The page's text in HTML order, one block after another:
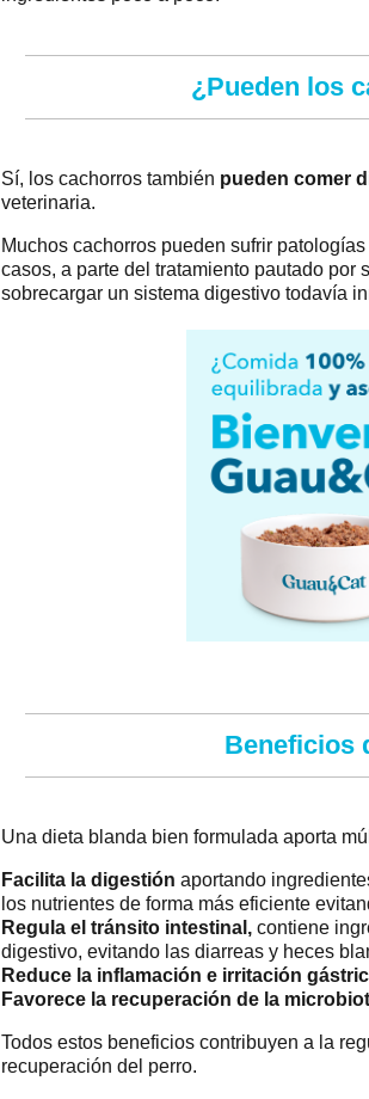
¿Pueden los
Sí, los cachorros también pueden comer
veterinaria.
Muchos cachorros pueden sufrir
casos, a parte del tratamiento pautado
sobrecargar un sistema digestivo todavía
Beneficios
Una dieta blanda bien formulada aporta
Facilita la digestión aportando
los nutrientes de forma más eficiente
Regula el tránsito intestinal, contiene
digestivo, evitando las diarreas y heces
Reduce la inflamación e irritación
Favorece la recuperación de la
Todos estos beneficios contribuyen a la
recuperación del perro.